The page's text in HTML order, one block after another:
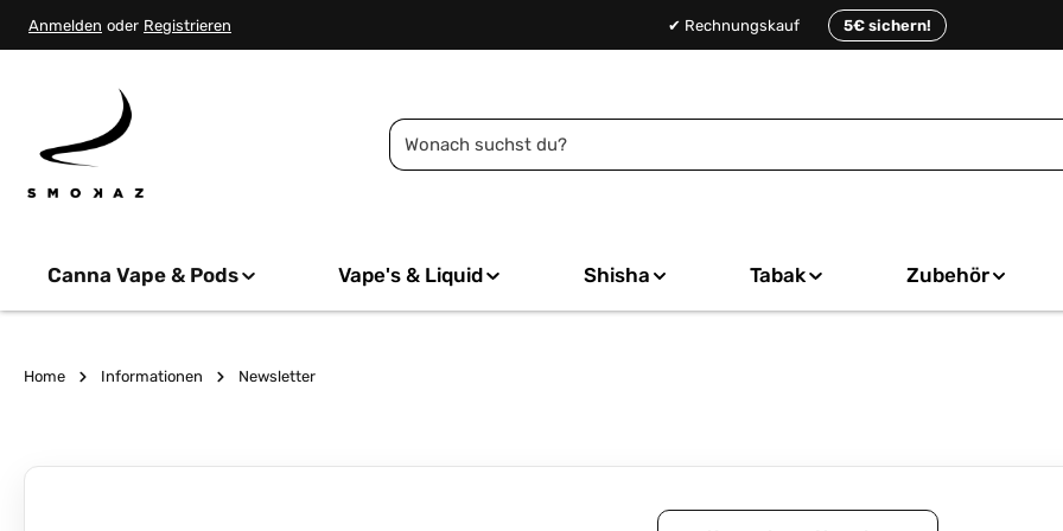
Zur Hauptnavigation springen
Anmelden oder Registrieren ✔ Rechnungskauf 5€ sichern!
Canna Vape & Pods Vape's & Liquid Shisha Tabak Zubehör
Home Informationen Newsletter